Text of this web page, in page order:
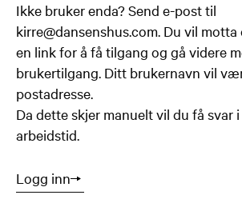
Ikke bruker enda? Send e-post til
kirre@dansenshus.com. Du vil
en link for å få tilgang og gå videre
brukertilgang. Ditt brukernavn vil
postadresse.
Da dette skjer manuelt vil du få svar
arbeidstid.
Logg inn